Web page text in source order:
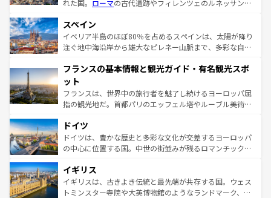
れた国。 ローマの古代遺跡やフィレンツェのルネッサンス
ろん、トスカーナの美しい田園風景やアマルフィ海岸の絶
景など、自然景観も見逃せない。観光の合間には、本場の
ピザやパスタなど、絶品のイタリア料理を堪能することも
ませてくれるイタリアで、忘れられない旅をしてみよう！
なお、新着のイタリア情報は
しい。
スペイン
イベリア半島のほぼ80％を占めるスペインは、太陽が降り
注ぐ地中海沿岸から雄大なピレネー山脈まで、多彩な自然
文化が根付くこの国では、情熱的なフラメンコ、熱気あふ
れる闘牛、そして美味しいタパスが生活の一部となってい
る。首都マドリードの洗練された雰囲気や、バルセロナの
アートに溢れた街角から、地方では古代ローマ遺跡や中世
せる。地方によって風土や気候が異なるスペインはその個
性で訪れる人を魅了する。 なお、新着のスペイン情報は コ
ンテンツ一覧を参照してほしい。
フランスの基本情報と観光ガイド・有名観光スポ
ット
フランスは、世界中の旅行者を魅了し続けるヨーロッパ屈
指の観光地だ。首都パリのエッフェル塔やルーブル美術館
で、幅広い魅力が詰まっている。華麗な宮殿、歴史的な大
聖堂、美しいビーチ、そして豊かな自然が、訪れる者を心
から魅了する。また、フランスは美食の国としても知ら
いる。シャンパンの発祥地であるランス、プロヴァンスの
香り高いラベンダー畑など、多彩な楽しみ方が可能だ。さ
らに、パリ以外の地域にも魅力が溢れており、どの街角に
ドイツ
ドイツは、豊かな歴史と多彩な文化が交差するヨーロッパ
の中心に位置する国。中世の街並みが残るロマンチック街
顔を持つこの国は、どこを歩いても飽きることがない。ベ
ルリンの文化的活気、バイエルン州のアルプスの絶景、そ
してライン川沿いのワイン畑といった風景は必見。ビール
イギリス
イギリスは、古きよき伝統と最先端が共存する国。ウェス
トミンスター寺院や大英博物館のようなランドマーク、歴